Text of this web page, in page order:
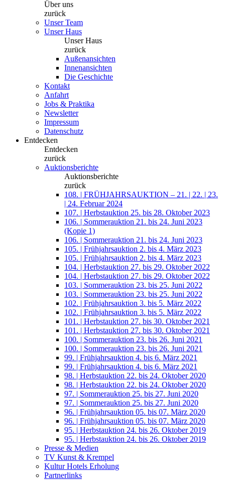
Über uns
zurück
Unser Team
Unser Haus
Unser Haus
zurück
Außenansichten
Innenansichten
Die Geschichte
Kontakt
Anfahrt
Jobs & Praktika
Newsletter
Impressum
Datenschutz
Entdecken
Entdecken
zurück
Auktionsberichte
Auktionsberichte
zurück
108. | FRÜHJAHRSAUKTION – 21. | 22. | 23.
| 24. Februar 2024
107. | Herbstauktion 25. bis 28. Oktober 2023
106. | Sommerauktion 21. bis 24. Juni 2023
(Kopie 1)
106. | Sommerauktion 21. bis 24. Juni 2023
105. | Frühjahrsauktion 2. bis 4. März 2023
105. | Frühjahrsauktion 2. bis 4. März 2023
104. | Herbstauktion 27. bis 29. Oktober 2022
104. | Herbstauktion 27. bis 29. Oktober 2022
103. | Sommerauktion 23. bis 25. Juni 2022
103. | Sommerauktion 23. bis 25. Juni 2022
102. | Frühjahrsauktion 3. bis 5. März 2022
102. | Frühjahrsauktion 3. bis 5. März 2022
101. | Herbstauktion 27. bis 30. Oktober 2021
101. | Herbstauktion 27. bis 30. Oktober 2021
100. | Sommerauktion 23. bis 26. Juni 2021
100. | Sommerauktion 23. bis 26. Juni 2021
99. | Frühjahrsauktion 4. bis 6. März 2021
99. | Frühjahrsauktion 4. bis 6. März 2021
98. | Herbstauktion 22. bis 24. Oktober 2020
98. | Herbstauktion 22. bis 24. Oktober 2020
97. | Sommerauktion 25. bis 27. Juni 2020
97. | Sommerauktion 25. bis 27. Juni 2020
96. | Frühjahrsauktion 05. bis 07. März 2020
96. | Frühjahrsauktion 05. bis 07. März 2020
95. | Herbstauktion 24. bis 26. Oktober 2019
95. | Herbstauktion 24. bis 26. Oktober 2019
Presse & Medien
TV Kunst & Krempel
Kultur Hotels Erholung
Partnerlinks